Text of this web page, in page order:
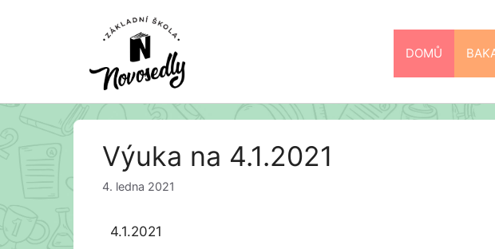
DOMŮ
Výuka na 4.1.2021
4. ledna 2021
4.1.2021